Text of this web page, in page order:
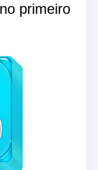
primeiro